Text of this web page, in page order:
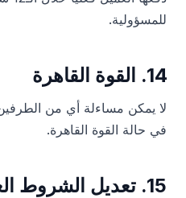
للمسؤولية.
14. القوة القاهرة
لا يمكن مساءلة أي من الطرفين
في حالة القوة القاهرة.
15. تعديل الشروط العامة